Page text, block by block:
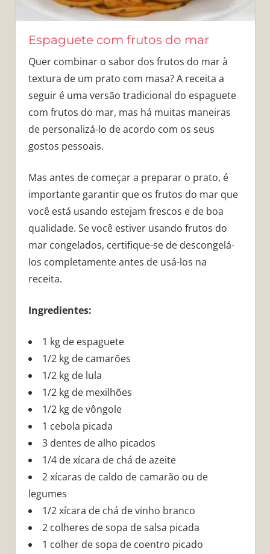
Espaguete com frutos do mar
Quer combinar o sabor dos frutos do mar à
textura de um prato com masa? A receita a
seguir é uma versão tradicional do espaguete
com frutos do mar, mas há muitas maneiras
de personalizá-lo de acordo com os seus
gostos pessoais.
Mas antes de começar a preparar o prato, é
importante garantir que os frutos do mar que
você está usando estejam frescos e de boa
qualidade. Se você estiver usando frutos do
mar congelados, certifique-se de descongelá-
los completamente antes de usá-los na
receita.
Ingredientes:
1 kg de espaguete
1/2 kg de camarões
1/2 kg de lula
1/2 kg de mexilhões
1/2 kg de vôngole
1 cebola picada
3 dentes de alho picados
1/4 de xícara de chá de azeite
2 xícaras de caldo de camarão ou de
legumes
1/2 xícara de chá de vinho branco
2 colheres de sopa de salsa picada
1 colher de sopa de coentro picado